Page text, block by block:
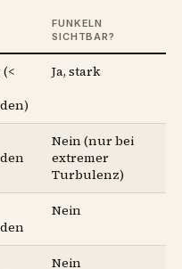
FUNKELN
SICHTBAR?
Ja, stark
Nein (nur bei
extremer
Turbulenz)
Nein
Nein